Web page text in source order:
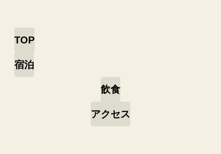
TOP
宿泊
飲食
アクセス